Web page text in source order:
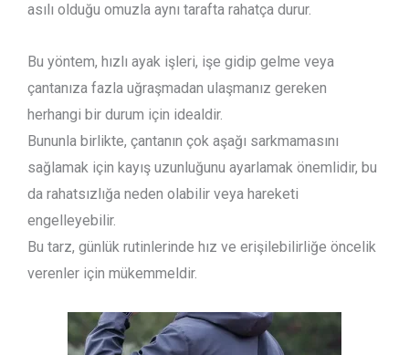
asılı olduğu omuzla aynı tarafta rahatça durur.
Bu yöntem, hızlı ayak işleri, işe gidip gelme veya
çantanıza fazla uğraşmadan ulaşmanız gereken
herhangi bir durum için idealdir.
Bununla birlikte, çantanın çok aşağı sarkmamasını
sağlamak için kayış uzunluğunu ayarlamak önemlidir, bu
da rahatsızlığa neden olabilir veya hareketi
engelleyebilir.
Bu tarz, günlük rutinlerinde hız ve erişilebilirliğe öncelik
verenler için mükemmeldir.